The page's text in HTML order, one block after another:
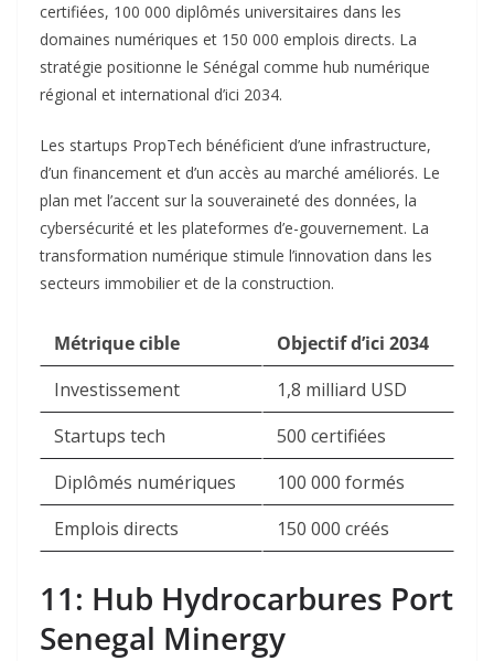
certifiées, 100 000 diplômés universitaires dans les
domaines numériques et 150 000 emplois directs. La
stratégie positionne le Sénégal comme hub numérique
régional et international d’ici 2034.​
Les startups PropTech bénéficient d’une infrastructure,
d’un financement et d’un accès au marché améliorés. Le
plan met l’accent sur la souveraineté des données, la
cybersécurité et les plateformes d’e-gouvernement. La
transformation numérique stimule l’innovation dans les
secteurs immobilier et de la construction.​
Métrique cible
Objectif d’ici 2034
Investissement
1,8 milliard USD
Startups tech
500 certifiées
Diplômés numériques
100 000 formés
Emplois directs
150 000 créés
11: Hub Hydrocarbures Port
Senegal Minergy